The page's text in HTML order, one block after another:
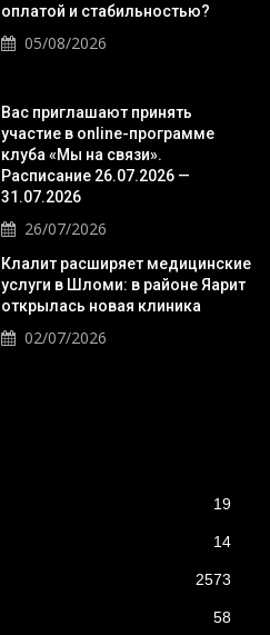
оплатой и стабильностью?
05/08/2026
Вас приглашают принять
участие в online-программе
клуба «Мы на связи».
Расписание 26.07.2026 —
31.07.2026
26/07/2026
Клалит расширяет медицинские
услуги в Шломи: в районе Яарит
открылась новая клиника
02/07/2026
19
14
2573
58